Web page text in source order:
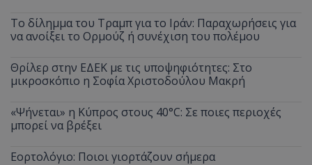
Το δίλημμα του Τραμπ για το Ιράν: Παραχωρήσεις για
να ανοίξει το Ορμούζ ή συνέχιση του πολέμου
Θρίλερ στην ΕΔΕΚ με τις υποψηφιότητες: Στο
μικροσκόπιο η Σοφία Χριστοδούλου Μακρή
«Ψήνεται» η Κύπρος στους 40°C: Σε ποιες περιοχές
μπορεί να βρέξει
Εορτολόγιο: Ποιοι γιορτάζουν σήμερα
Ονοματεπώνυμο
Προμηθευτής/Πεδίο
usprivacy
.lifenewscy.tothemaonline.com